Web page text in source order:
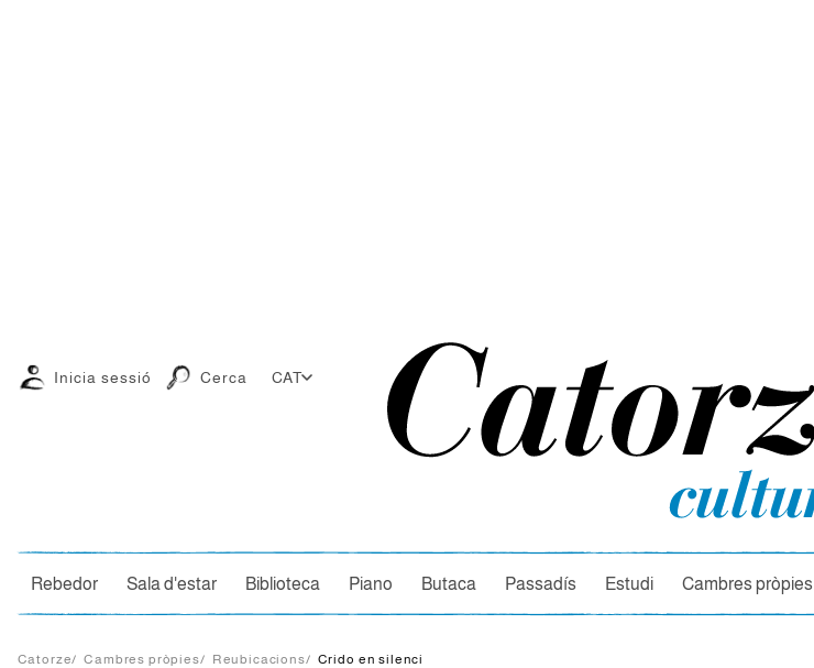
Cercador
Inicia sessió Cerca CAT
Rebedor Sala d'estar Biblioteca Piano Butaca Passadís Estudi Cambres pròpies
Catorze/ Cambres pròpies/ Reubicacions/ Crido en silenci